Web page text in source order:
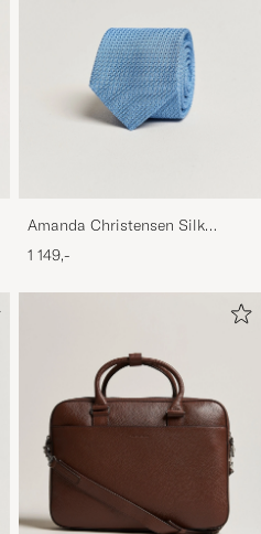
Amanda Christensen Silk
Grenadine 8 cm Tie Sky Blue
1 149,-